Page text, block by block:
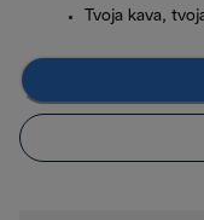
Tvoja kava,